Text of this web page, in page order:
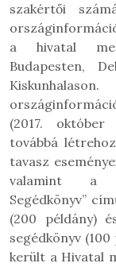
szakértői
a hivatal
Budapesten,
(2017. október
továbbá
tavasz
valamint a
Segédkönyv”
(200 példány)
segédkönyv
került a Hivatal